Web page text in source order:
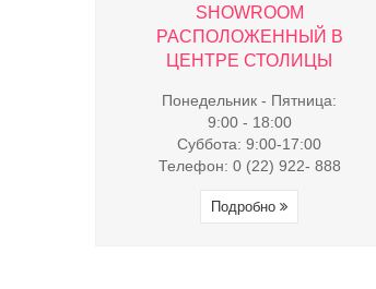
SHOWROOM
РАСПОЛОЖЕННЫЙ В
ЦЕНТРЕ СТОЛИЦЫ
Понедельник - Пятница:
9:00 - 18:00
Суббота: 9:00-17:00
Телефон: 0 (22) 922- 888
Подробно